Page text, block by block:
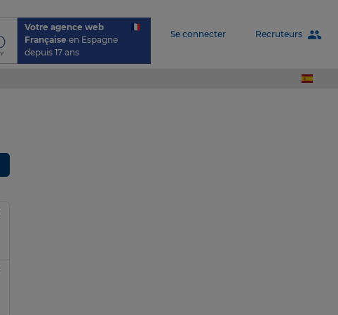
Votre agence web
Française en Espagne
depuis 17 ans
Se connecter Recruteurs people